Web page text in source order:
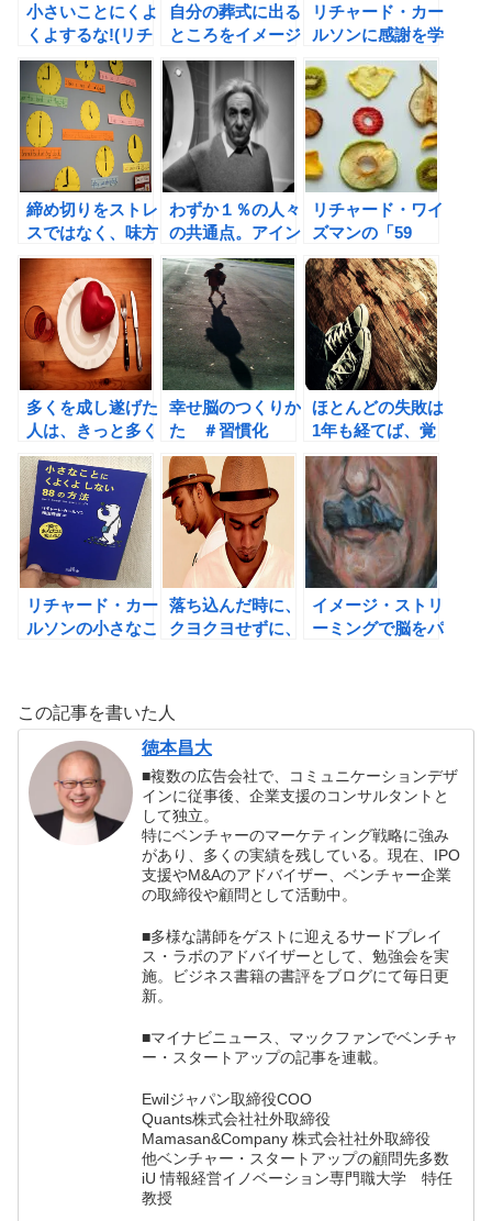
小さいことにくよ
くよするな!(リチ
ャード・カールソ
ン著)の書評
自分の葬式に出る
ところをイメージ
し、後悔を減らす
方法。
リチャード・カー
ルソンに感謝を学
ぶ。誰かにありが
とう！を伝えるこ
とを習慣化しよ
う！
締め切りをストレ
スではなく、味方
にすべき理由。
わずか１％の人々
の共通点。アイン
シュタイン・ファ
クター（リチャー
ド・ポー、ウィ
ン・ウェンガー共
著）の書評
リチャード・ワイ
ズマンの「59
Seconds」に学
ぶダイエット術
多くを成し遂げた
人は、きっと多く
を夢見た人だ。
（スティーブン・
リーコック）
幸せ脳のつくりか
た ＃習慣化
ほとんどの失敗は
1年も経てば、覚
えていない。
リチャード・カー
ルソンの小さなこ
落ち込んだ時に、
クヨクヨせずに、
イメージ・ストリ
ーミングで脳をパ
ンガー共著）の書
評
この記事を書いた人
徳本昌大
■複数の広告会社で、コミュニケーションデザ
インに従事後、企業支援のコンサルタントと
して独立。
特にベンチャーのマーケティング戦略に強み
があり、多くの実績を残している。現在、IPO
支援やM&Aのアドバイザー、ベンチャー企業
の取締役や顧問として活動中。
■多様な講師をゲストに迎えるサードプレイ
ス・ラボのアドバイザーとして、勉強会を実
施。ビジネス書籍の書評をブログにて毎日更
新。
■マイナビニュース、マックファンでベンチャ
ー・スタートアップの記事を連載。
Ewilジャパン取締役COO
Quants株式会社社外取締役
Mamasan&Company 株式会社社外取締役
他ベンチャー・スタートアップの顧問先多数
iU 情報経営イノベーション専門職大学 特任
教授